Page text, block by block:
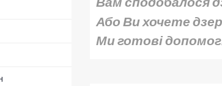
Або Ви хочете
Ми готові